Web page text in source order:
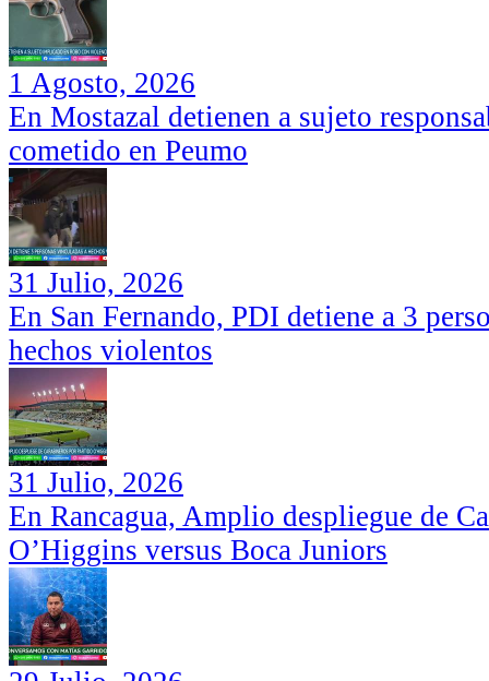
1 Agosto, 2026
En Mostazal detienen a sujeto
cometido en Peumo
31 Julio, 2026
En San Fernando, PDI detiene a 3
hechos violentos
31 Julio, 2026
En Rancagua, Amplio despliegue de
O’Higgins versus Boca Juniors